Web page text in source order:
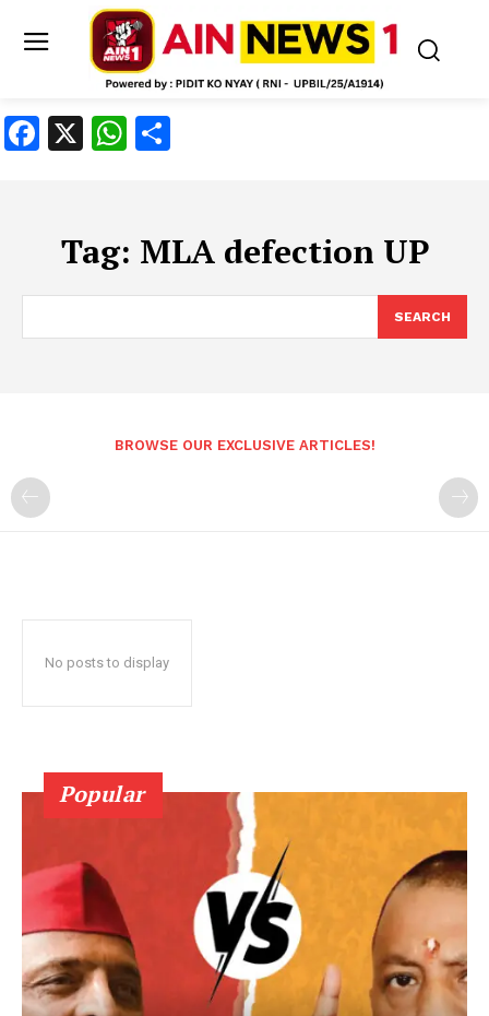
Facebook
X WhatsApp
Tag: MLA defection UP
SEARCH
BROWSE OUR EXCLUSIVE ARTICLES!
No posts to display
Popular